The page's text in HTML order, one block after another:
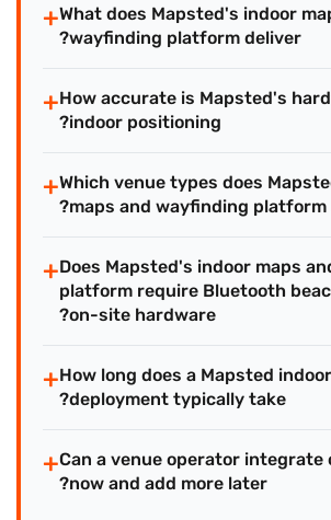
What does Mapsted's indoor
wayfinding platform deliver?
+
How accurate is Mapsted's
indoor positioning?
+
Which venue types does
maps and wayfinding platform
+
Does Mapsted's indoor maps
platform require Bluetooth
on-site hardware?
+
How long does a Mapsted
deployment typically take?
+
Can a venue operator integrate
now and add more later?
+